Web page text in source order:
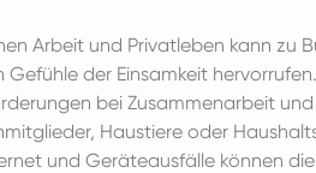
Arbeit und Privatleben kann zu
der Einsamkeit hervorrufen.
bei Zusammenarbeit
Haustiere oder
und Geräteausfälle können